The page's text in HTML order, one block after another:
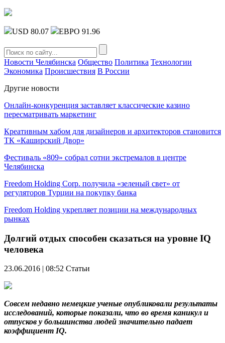
USD 80.07 ЕВРО 91.96
Новости Челябинска Общество Политика Технологии
Экономика Происшествия В России
Другие новости
Онлайн-конкуренция заставляет классические казино
пересматривать маркетинг
Креативным хабом для дизайнеров и архитекторов становится
ТК «Каширский Двор»
Фестиваль «809» собрал сотни экстремалов в центре
Челябинска
Freedom Holding Corp. получила «зеленый свет» от
регуляторов Турции на покупку банка
Freedom Holding укрепляет позиции на международных
рынках
Долгий отдых способен сказаться на уровне IQ
человека
23.06.2016 | 08:52 Статьи
Совсем недавно немецкие ученые опубликовали результаты
исследований, которые показали, что во время каникул и
отпусков у большинства людей значительно падает
коэффициент IQ.